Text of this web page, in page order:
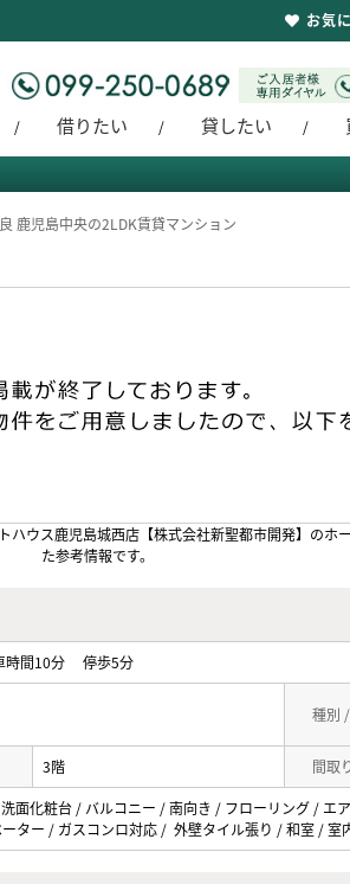
借りたい 貸したい
鹿児島中央の2LDK賃貸マンション
ウス鹿児島城西店【株式会社新聖都市開発】のホ
た参考情報です。
時間10分 停歩5分
種別
3階 間取
面化粧台 / バルコニー / 南向き / フローリング / エ
ター / ガスコンロ対応 / 外壁タイル張り / 和室 / 室
お気